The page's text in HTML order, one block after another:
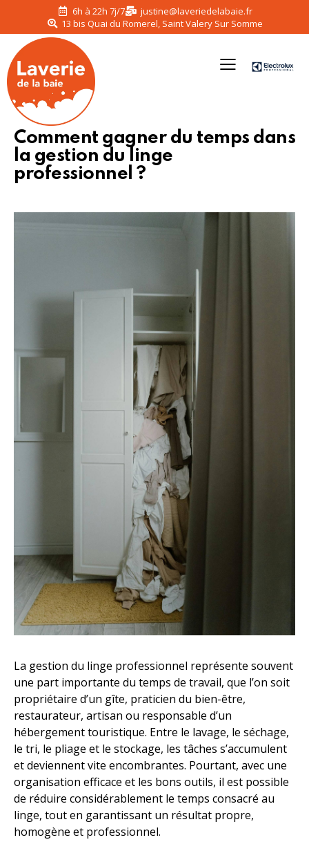
6h à 22h 7j/7
justine@laveriedelabaie.fr
13 bis Quai du Romerel, Saint Valery Sur Somme
Comment gagner du temps dans
la gestion du linge
professionnel ?
La gestion du linge professionnel représente souvent
une part importante du temps de travail, que l’on soit
propriétaire d’un gîte, praticien du bien-être,
restaurateur, artisan ou responsable d’un
hébergement touristique. Entre le lavage, le séchage,
le tri, le pliage et le stockage, les tâches s’accumulent
et deviennent vite encombrantes. Pourtant, avec une
organisation efficace et les bons outils, il est possible
de réduire considérablement le temps consacré au
linge, tout en garantissant un résultat propre,
homogène et professionnel.